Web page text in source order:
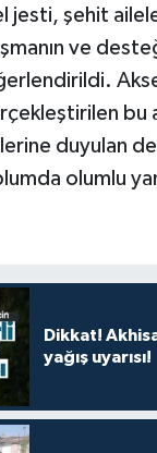
jesti, şehit
ve
bu
duyulan
olumlu
Dikkat!
yağış uyarısı!